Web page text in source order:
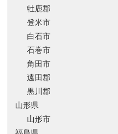
牡鹿郡
登米市
白石市
石巻市
角田市
遠田郡
黒川郡
山形県
山形市